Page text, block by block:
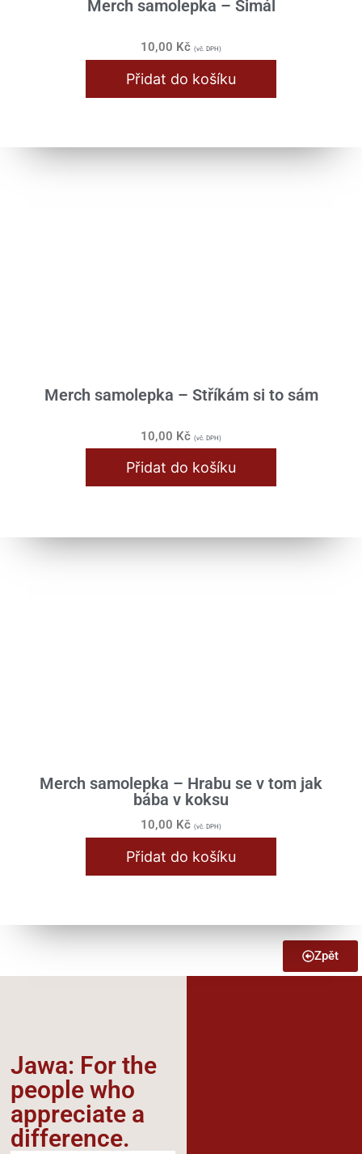
Merch samolepka – Simál
10,00 Kč (vč. DPH)
Přidat do košíku
Merch samolepka – Stříkám si to sám
10,00 Kč (vč. DPH)
Přidat do košíku
Merch samolepka – Hrabu se v tom jak
bába v koksu
10,00 Kč (vč. DPH)
Přidat do košíku
Zpět
Jawa: For the
people who
appreciate a
difference.​